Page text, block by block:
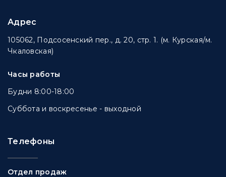
Адрес
105062, Подсосенский пер., д. 20, стр. 1. (м. Курская/м.
Чкаловская)
Часы работы
Будни 8:00-18:00
Суббота и воскресенье - выходной
Телефоны
Отдел продаж